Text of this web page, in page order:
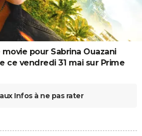
pour Sabrina Ouazani
ce vendredi 31 mai sur Prime
Infos à ne pas rater